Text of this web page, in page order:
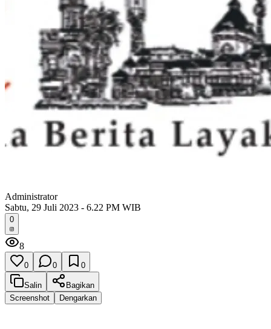
Administrator
Sabtu, 29 Juli 2023 - 6.22 PM WIB
0
8
0 0 0
Salin
Bagikan
Screenshot
Dengarkan